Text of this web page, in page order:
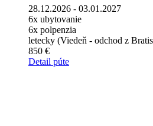
28.12.2026 - 03.01.2027
6x ubytovanie
6x polpenzia
letecky (Viedeň - odchod z
850 €
Detail púte